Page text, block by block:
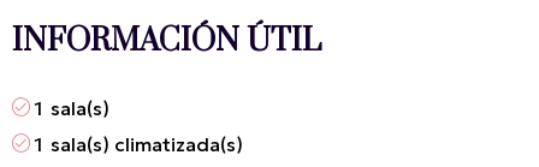
INFORMACIÓN ÚTIL
1 sala(s)
1 sala(s) climatizada(s)